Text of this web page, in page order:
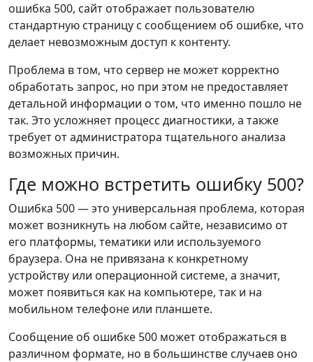
ошибка 500, сайт отображает пользователю
стандартную страницу с сообщением об ошибке, что
делает невозможным доступ к контенту.
Проблема в том, что сервер не может корректно
обработать запрос, но при этом не предоставляет
детальной информации о том, что именно пошло не
так. Это усложняет процесс диагностики, а также
требует от администратора тщательного анализа
возможных причин.
Где можно встретить ошибку 500?
Ошибка 500 — это универсальная проблема, которая
может возникнуть на любом сайте, независимо от
его платформы, тематики или используемого
браузера. Она не привязана к конкретному
устройству или операционной системе, а значит,
может появиться как на компьютере, так и на
мобильном телефоне или планшете.
Сообщение об ошибке 500 может отображаться в
различном формате, но в большинстве случаев оно